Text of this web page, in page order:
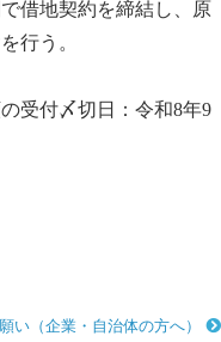
借地契約を締結し、原
行う。
受付〆切日：令和8年9
い（企業・自治体の方へ）